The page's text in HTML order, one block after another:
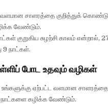
சாளரத்தை குறித்துக் கொண்டு
வேண்டும்.
குறுகிய சுழற்சி காலம்
9 நாட்கள்.
போட உதவும் வழிகள்
ஏற்பட்ட வளமான சாளரத்தை
நாட்களை கழிக்க வேண்டும்.